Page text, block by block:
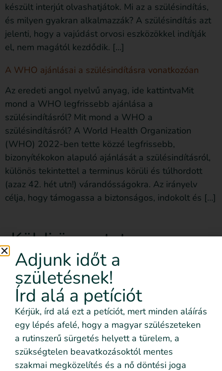
készült interjút olvashatjátok. Mi az a szülésindítás,
és milyen gyakran alkalmazzák? A szülésindítás azt
jelenti, hogy a vajúdást orvosi eszközökkel indítják
el, nem magától kezdődik. […]
A WHO ajánlásai a szülésindításra vonatkozóan
Az eredeti angol nyelvű anyag, ide kattintvaMit
mond a WHO legfrissebb ajánlása a
szülésindításról? Mit mond a WHO a
szülésindításról? A World Health Organization
(WHO) 2022-ben tette közzé legfrissebb,
bizonyítékokon alapuló ajánlását a szülésindításról,
különös tekintettel a terminus körüli és túlhordott
(azaz 42. hét utn!) várandósságokra. Az irányelv
célja, hogy támogassa a biztonságos, indokolt és […]
Küldj üzenetet
Elolvastam és elogadom azAdatvédelmi
Adjunk időt a
születésnek!
Írd alá a petíciót
Kérjük, írd alá ezt a petíciót, mert minden aláírás
egy lépés afelé, hogy a magyar szülészeteken
a rutinszerű sürgetés helyett a türelem, a
szükségtelen beavatkozásoktól mentes
szakmai megközelítés és a nő döntési joga